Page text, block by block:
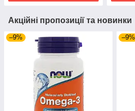
Акційні пропозиції та новинки
–9% –9%